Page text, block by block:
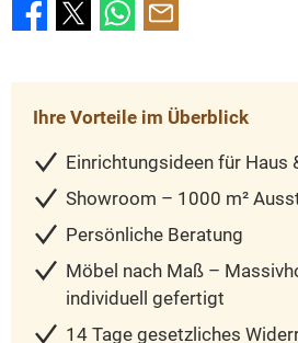
Ihre Vorteile im Überblick
Einrichtungsideen für Haus
Showroom – 1000 m²
Persönliche Beratung
Möbel nach Maß –
individuell gefertigt
14 Tage gesetzliches